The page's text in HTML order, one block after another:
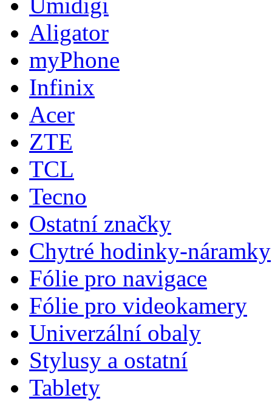
Aligator
myPhone
Infinix
Acer
ZTE
TCL
Tecno
Ostatní značky
Chytré hodinky-náramky
Fólie pro navigace
Fólie pro videokamery
Univerzální obaly
Stylusy a ostatní
Tablety